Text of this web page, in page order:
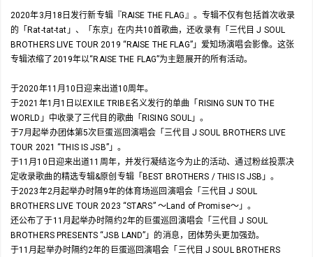
2020年3月18日发行新专辑『RAISE THE FLAG』。专辑不仅有包括首次收录
的「Rat-tat-tat」、「东京」在内共10首歌曲，还收录有「三代目 J SOUL
BROTHERS LIVE TOUR 2019 “RAISE THE FLAG”」爱知场演唱会影像。这张
专辑浓缩了2019年以“RAISE THE FLAG”为主题展开的所有活动。
于2020年11月10日迎来出道10周年。
于2021年1月1日以EXILE TRIBE名义发行的单曲「RISING SUN TO THE
WORLD」中收录了三代目的歌曲「RISING SOUL」。
于7月起举办团体第5次巨蛋巡回演唱会「三代目 J SOUL BROTHERS LIVE
TOUR 2021 “THIS IS JSB”」。
于11月10日迎来出道11周年，并发行凝结迄今为止的活动、通过粉丝投票决
定收录歌曲的精选专辑&原创专辑「BEST BROTHERS / THIS IS JSB」。
于2023年2月起举办时隔9年的体育场巡回演唱会「三代目 J SOUL
BROTHERS LIVE TOUR 2023 “STARS” ～Land of Promise～」。
还公布了于11月起举办时隔约2年的巨蛋巡回演唱会「三代目 J SOUL
BROTHERS PRESENTS “JSB LAND”」的消息，团体势头更加强劲。
于11月起举办时隔约2年的巨蛋巡回演唱会「三代目 J SOUL BROTHERS